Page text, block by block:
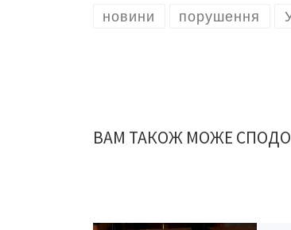
новини порушення
ВАМ ТАКОЖ МОЖЕ